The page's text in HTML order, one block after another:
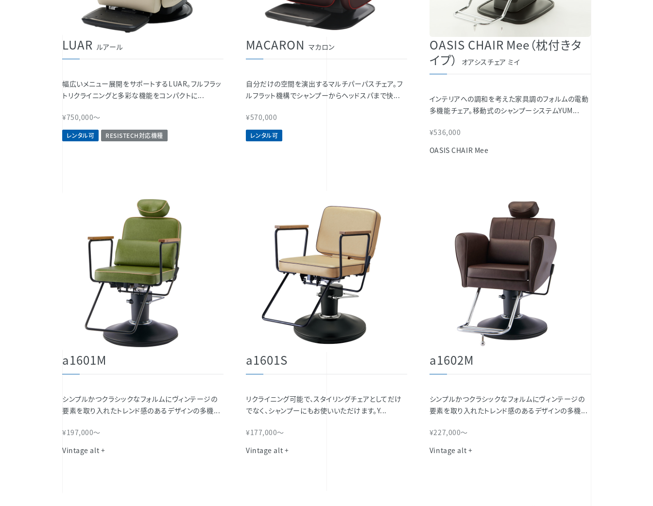
LUAR ルアール
幅広いメニュー展開をサポートするLUAR。フルフラッ
トリクライニングと多彩な機能をコンパクトに...
¥750,000～
レンタル可 RESISTECH対応機種
MACARON マカロン
自分だけの空間を演出するマルチパーパスチェア。フ
ルフラット機構でシャンプーからヘッドスパまで快...
¥570,000
レンタル可
OASIS CHAIR Mee（枕付きタ
イプ）
オアシスチェア ミイ
インテリアへの調和を考えた家具調のフォルムの電動
多機能チェア。移動式のシャンプーシステムYUM...
¥536,000
OASIS CHAIR Mee
a1601M
シンプルかつクラシックなフォルムにヴィンテージの
要素を取り入れたトレンド感のあるデザインの多機...
¥197,000～
Vintage alt +
a1601S
リクライニング可能で、スタイリングチェアとしてだけ
でなく、シャンプーにもお使いいただけます。Y...
¥177,000～
Vintage alt +
a1602M
シンプルかつクラシックなフォルムにヴィンテージの
要素を取り入れたトレンド感のあるデザインの多機...
¥227,000～
Vintage alt +